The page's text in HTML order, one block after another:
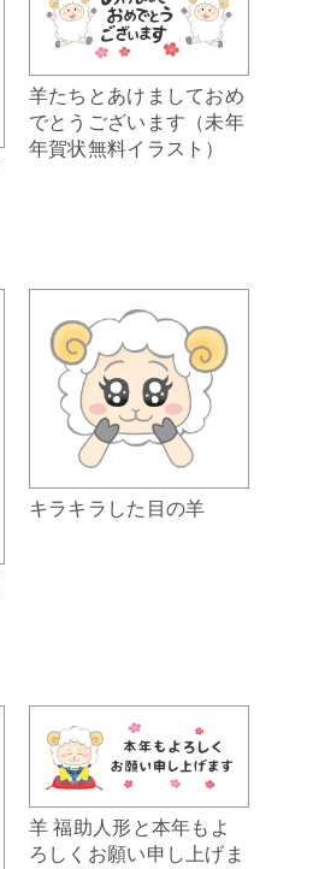
羊たちとあけましておめ
でとうございます（未年
年賀状無料イラスト）
キラキラした目の羊
羊 福助人形と本年もよ
ろしくお願い申し上げま